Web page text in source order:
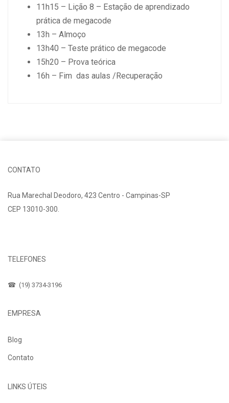
11h15 – Lição 8 – Estação de aprendizado
prática de megacode
13h – Almoço
13h40 – Teste prático de megacode
15h20 – Prova teórica
16h – Fim das aulas /Recuperação
CONTATO
Rua Marechal Deodoro, 423 Centro - Campinas-SP
CEP 13010-300.
TELEFONES
☎ (19) 3734-3196
EMPRESA
Blog
Contato
LINKS ÚTEIS